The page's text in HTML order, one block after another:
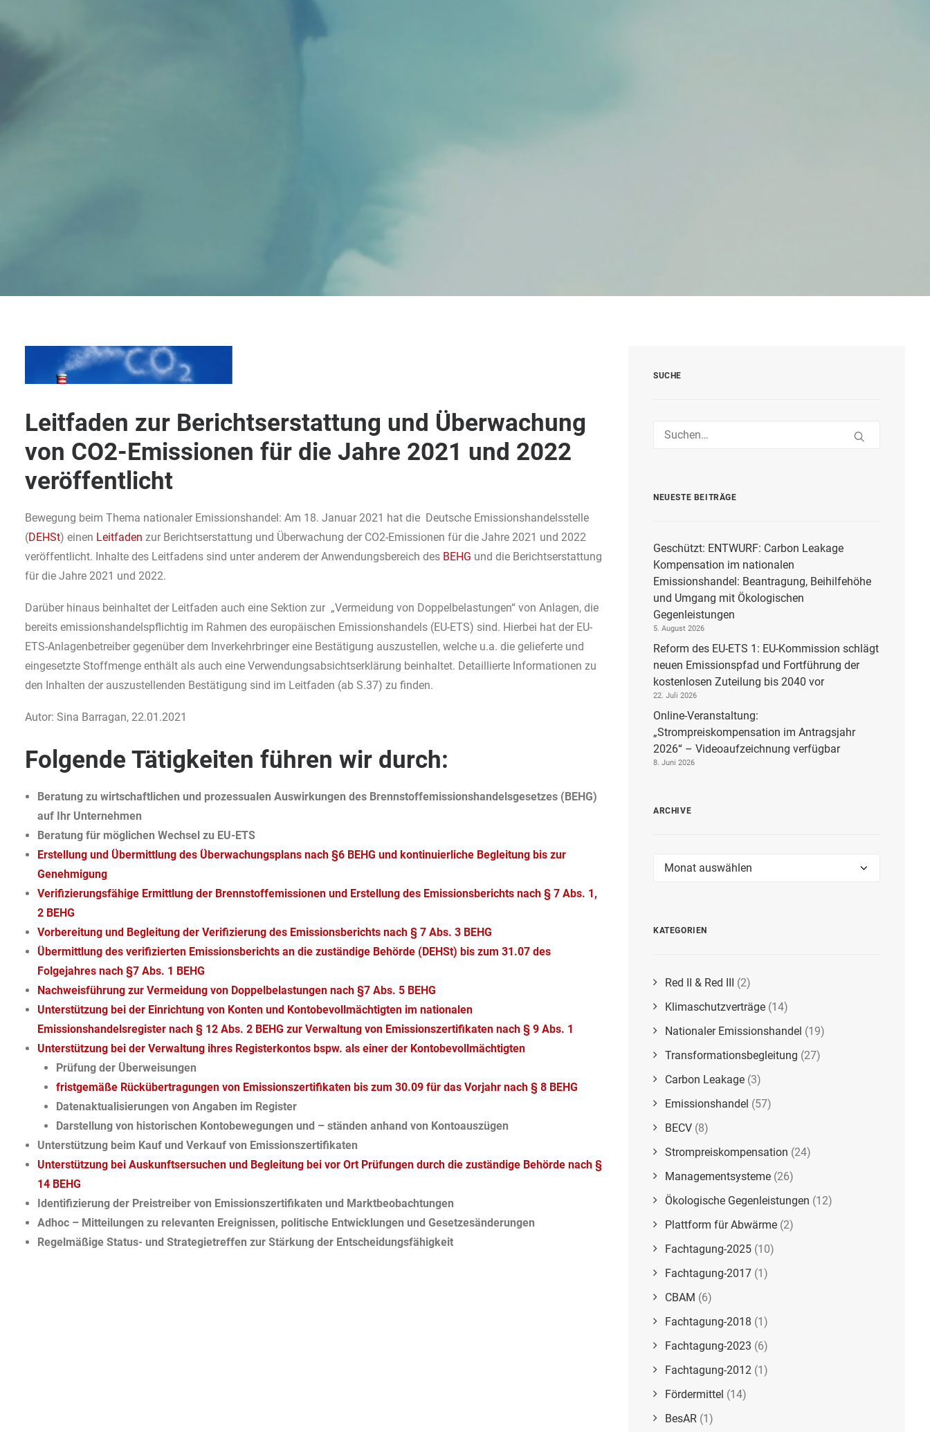
Leitfaden zur Berichtserstattung und Überwachung
von CO2-Emissionen für die Jahre 2021 und 2022
veröffentlicht
Bewegung beim Thema nationaler Emissionshandel: Am 18. Januar 2021 hat die Deutsche Emissionshandelsstelle
(DEHSt) einen Leitfaden zur Berichtserstattung und Überwachung der CO2-Emissionen für die Jahre 2021 und 2022
veröffentlicht. Inhalte des Leitfadens sind unter anderem der Anwendungsbereich des BEHG und die Berichtserstattung
für die Jahre 2021 und 2022.
Darüber hinaus beinhaltet der Leitfaden auch eine Sektion zur „Vermeidung von Doppelbelastungen“ von Anlagen, die
bereits emissionshandelspflichtig im Rahmen des europäischen Emissionshandels (EU-ETS) sind. Hierbei hat der EU-
ETS-Anlagenbetreiber gegenüber dem Inverkehrbringer eine Bestätigung auszustellen, welche u.a. die gelieferte und
eingesetzte Stoffmenge enthält als auch eine Verwendungsabsichtserklärung beinhaltet. Detaillierte Informationen zu
den Inhalten der auszustellenden Bestätigung sind im Leitfaden (ab S.37) zu finden.
Autor: Sina Barragan, 22.01.2021
Folgende Tätigkeiten führen wir durch:
Beratung zu wirtschaftlichen und prozessualen Auswirkungen des Brennstoffemissionshandelsgesetzes (BEHG)
auf Ihr Unternehmen
Beratung für möglichen Wechsel zu EU-ETS
Erstellung und Übermittlung des Überwachungsplans nach §6 BEHG und kontinuierliche Begleitung bis zur
Genehmigung
Verifizierungsfähige Ermittlung der Brennstoffemissionen und Erstellung des Emissionsberichts nach § 7 Abs. 1,
2 BEHG
Vorbereitung und Begleitung der Verifizierung des Emissionsberichts nach § 7 Abs. 3 BEHG
Übermittlung des verifizierten Emissionsberichts an die zuständige Behörde (DEHSt) bis zum 31.07 des
Folgejahres nach §7 Abs. 1 BEHG
Nachweisführung zur Vermeidung von Doppelbelastungen nach §7 Abs. 5 BEHG
Unterstützung bei der Einrichtung von Konten und Kontobevollmächtigten im nationalen
Emissionshandelsregister nach § 12 Abs. 2 BEHG zur Verwaltung von Emissionszertifikaten nach § 9 Abs. 1
Unterstützung bei der Verwaltung ihres Registerkontos bspw. als einer der Kontobevollmächtigten
Prüfung der Überweisungen
fristgemäße Rückübertragungen von Emissionszertifikaten bis zum 30.09 für das Vorjahr nach § 8 BEHG
Datenaktualisierungen von Angaben im Register
Darstellung von historischen Kontobewegungen und – ständen anhand von Kontoauszügen
Unterstützung beim Kauf und Verkauf von Emissionszertifikaten
Unterstützung bei Auskunftsersuchen und Begleitung bei vor Ort Prüfungen durch die zuständige Behörde nach §
14 BEHG
Identifizierung der Preistreiber von Emissionszertifikaten und Marktbeobachtungen
Adhoc – Mitteilungen zu relevanten Ereignissen, politische Entwicklungen und Gesetzesänderungen
Regelmäßige Status- und Strategietreffen zur Stärkung der Entscheidungsfähigkeit
SUCHE
NEUESTE BEITRÄGE
Geschützt: ENTWURF: Carbon Leakage
Kompensation im nationalen
Emissionshandel: Beantragung, Beihilfehöhe
und Umgang mit Ökologischen
Gegenleistungen
5. August 2026
Reform des EU-ETS 1: EU-Kommission schlägt
neuen Emissionspfad und Fortführung der
kostenlosen Zuteilung bis 2040 vor
22. Juli 2026
Online-Veranstaltung:
„Strompreiskompensation im Antragsjahr
2026“ – Videoaufzeichnung verfügbar
8. Juni 2026
ARCHIVE
Archive
KATEGORIEN
Red II & Red III (2)
Klimaschutzverträge (14)
Nationaler Emissionshandel (19)
Transformationsbegleitung (27)
Carbon Leakage (3)
Emissionshandel (57)
BECV (8)
Strompreiskompensation (24)
Managementsysteme (26)
Ökologische Gegenleistungen (12)
Plattform für Abwärme (2)
Fachtagung-2025 (10)
Fachtagung-2017 (1)
CBAM (6)
Fachtagung-2018 (1)
Fachtagung-2023 (6)
Fachtagung-2012 (1)
Fördermittel (14)
BesAR (1)